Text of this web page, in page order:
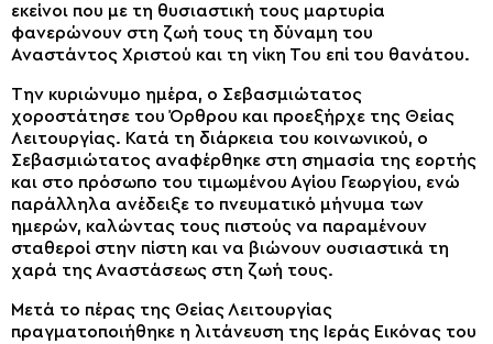
εκείνοι που με τη θυσιαστική τους μαρτυρία
φανερώνουν στη ζωή τους τη δύναμη του
Αναστάντος Χριστού και τη νίκη Του επί του θανάτου.
Την κυριώνυμο ημέρα, ο Σεβασμιώτατος
χοροστάτησε του Όρθρου και προεξήρχε της Θείας
Λειτουργίας. Κατά τη διάρκεια του κοινωνικού, ο
Σεβασμιώτατος αναφέρθηκε στη σημασία της εορτής
και στο πρόσωπο του τιμωμένου Αγίου Γεωργίου, ενώ
παράλληλα ανέδειξε το πνευματικό μήνυμα των
ημερών, καλώντας τους πιστούς να παραμένουν
σταθεροί στην πίστη και να βιώνουν ουσιαστικά τη
χαρά της Αναστάσεως στη ζωή τους.
Μετά το πέρας της Θείας Λειτουργίας
πραγματοποιήθηκε η λιτάνευση της Ιεράς Εικόνας του